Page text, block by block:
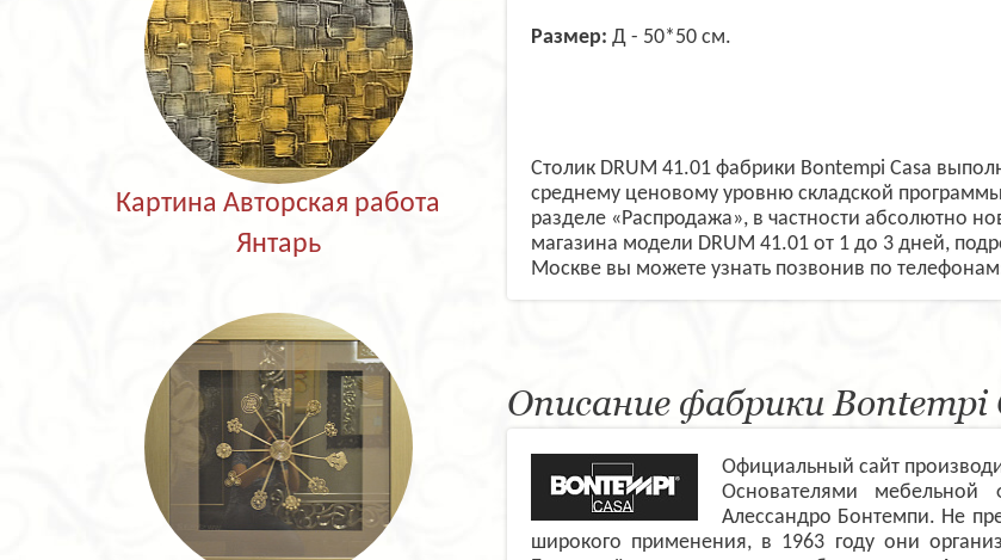
Картина Авторская работа
Янтарь
Размер: Д - 50*50 см.
Столик DRUM 41.01 фабрики Bontempi Casa
среднему ценовому уровню складской
разделе «Распродажа», в частности абсолютно
магазина модели DRUM 41.01 от 1 до 3 дней,
Москве вы можете узнать позвонив по
Описание фабрики Bontempi
Официальный сайт
Основателями
Алессандро Бонтемпи. Не
широкого применения, в 1963 году они